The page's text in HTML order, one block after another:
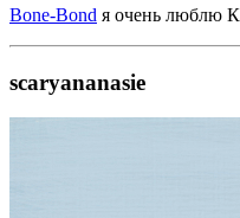
Bone-Bond я очень люблю
scaryananasie